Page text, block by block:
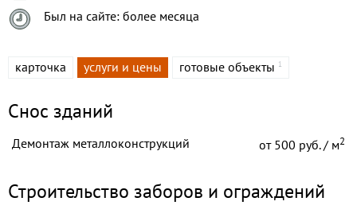
Был на сайте: более месяца
карточка услуги и цены готовые объекты 1
Снос зданий
Демонтаж металлоконструкций от500 руб. / м2
Строительство заборов и ограждений